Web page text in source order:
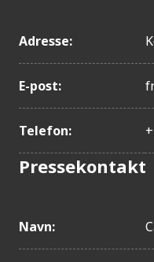
Adresse:
E-post:
Telefon:
Pressekontakt
Navn: